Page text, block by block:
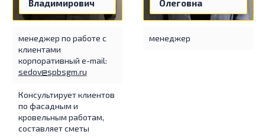
Владимирович
менеджер по работе с
клиентами
корпоративный e-mail:
sedov@spbsgm.ru
Консультирует клиентов
по фасадным и
кровельным работам,
составляет сметы
Олеговна
менеджер